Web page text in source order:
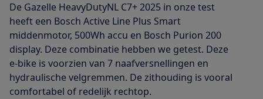
De Gazelle HeavyDutyNL C7+ 2025 in onze test
heeft een Bosch Active Line Plus Smart
middenmotor, 500Wh accu en Bosch Purion 200
display. Deze combinatie hebben we getest. Deze
e-bike is voorzien van 7 naafversnellingen en
hydraulische velgremmen. De zithouding is vooral
comfortabel of redelijk rechtop.